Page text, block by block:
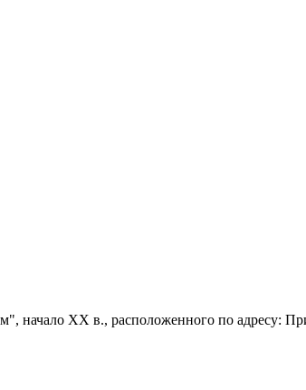
начало XX в., расположенного по адресу: